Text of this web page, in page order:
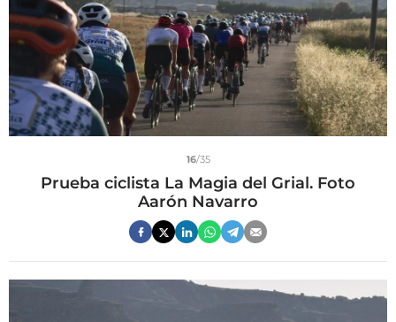
16/35
Prueba ciclista La Magia del Grial. Foto
Aarón Navarro